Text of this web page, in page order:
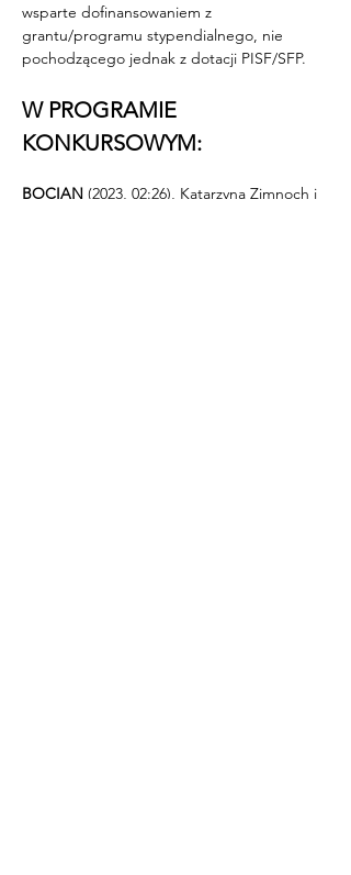
wsparte dofinansowaniem z
grantu/programu stypendialnego, nie
pochodzącego jednak z dotacji PISF/SFP.
W PROGRAMIE
KONKURSOWYM:
BOCIAN (2023, 02:26), Katarzyna Zimnoch i